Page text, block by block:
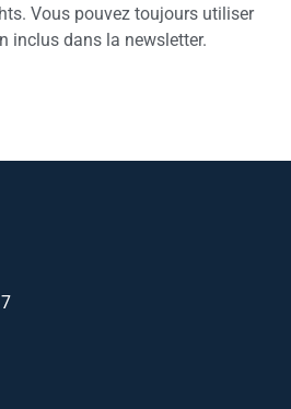
Vous pouvez toujours utiliser
inclus dans la newsletter.